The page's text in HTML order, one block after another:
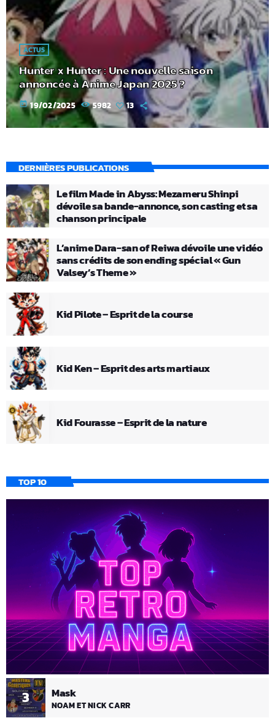
ACTUS
Hunter x Hunter : Une nouvelle saison
annoncée à Anime Japan 2025 ?
today 19/02/2025 5982 13
DERNIÈRES PUBLICATIONS
Le film Made in Abyss: Mezameru Shinpi
dévoile sa bande-annonce, son casting et sa
chanson principale
L’anime Dara-san of Reiwa dévoile une vidéo
sans crédits de son ending spécial « Gun
Valsey’s Theme »
Kid Pilote – Esprit de la course
Kid Ken – Esprit des arts martiaux
Kid Fourasse – Esprit de la nature
TOP 10
3 Mask
NOAM ET NICK CARR